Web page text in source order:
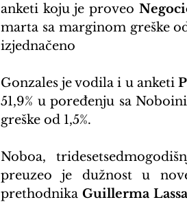
anketi koju je proveo
marta sa marginom greške
izjednačeno
Gonzales je vodila i u anketi
51,9% u poređenju sa
greške od 1,5%.
Noboa,
preuzeo je dužnost u
prethodnika Guillerma Lassa